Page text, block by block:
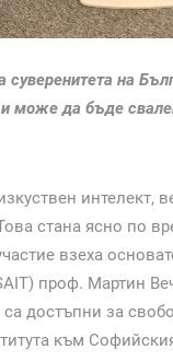
суверенитета на
може да бъде
стана ясно по
взеха
проф. Мартин
достъпни за
към